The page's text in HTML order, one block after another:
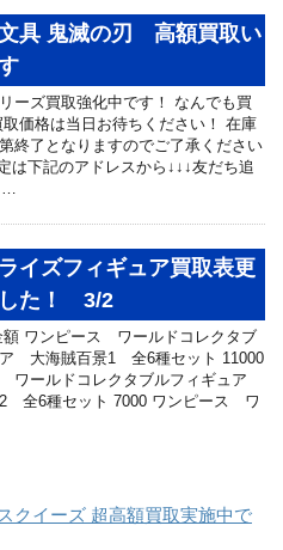
具 鬼滅の刃 高額買取い
ーズ買取強化中です！ なんでも買
価格は当日お待ちください！ 在庫
終了となりますのでご了承ください
は下記のアドレスから↓↓↓友だち追
…
イズフィギュア買取表更
た！ 3/2
額 ワンピース ワールドコレクタブ
ア 大海賊百景1 全6種セット 11000
ワールドコレクタブルフィギュア
全6種セット 7000 ワンピース ワ
クイーズ 超高額買取実施中で